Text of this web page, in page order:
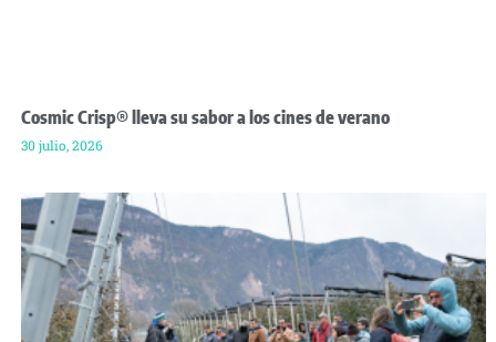
Cosmic Crisp® lleva su sabor a los cines de verano
30 julio, 2026